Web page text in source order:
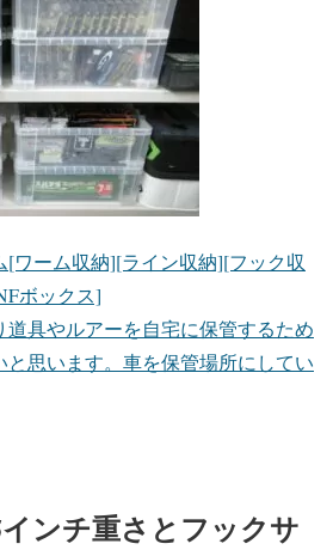
[ワーム収納][ライン収納][フック収
ボックス]
具やルアーを自宅に保管するため
思います。車を保管場所にしてい
ンチ重さとフックサ